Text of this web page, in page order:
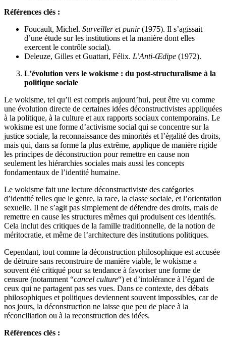
Références clés :
Foucault, Michel. Surveiller et punir(1975). Il s’agissait
d’une étude sur les institutions et la manière dont elles
exercent le contrôle social).
Deleuze, Gilles et Guattari, Félix. L’Anti-Œdipe (1972).
L’évolution vers le wokisme : du post-structuralisme à la
politique sociale
Le wokisme, tel qu’il est compris aujourd’hui, peut être vu comme
une évolution directe de certaines idées déconstructivistes appliquées
à la politique, à la culture et aux rapports sociaux contemporains. Le
wokisme est une forme d’activisme social qui se concentre sur la
justice sociale, la reconnaissance des minorités et l’égalité des droits,
mais qui, dans sa forme la plus extrême, applique de manière rigide
les principes de déconstruction pour remettre en cause non
seulement les hiérarchies sociales mais aussi les concepts
fondamentaux de l’identité humaine.
Le wokisme fait une lecture déconstructiviste des catégories
d’identité telles que le genre, la race, la classe sociale, et l’orientation
sexuelle. Il ne s’agit pas simplement de défendre des droits, mais de
remettre en cause les structures mêmes qui produisent ces identités.
Cela inclut des critiques de la famille traditionnelle, de la notion de
méritocratie, et même de l’architecture des institutions politiques.
Cependant, tout comme la déconstruction philosophique est accusée
de détruire sans reconstruire de manière viable, le wokisme a
souvent été critiqué pour sa tendance à favoriser une forme de
censure (notamment “cancel culture“) et d’intolérance à l’égard de
ceux qui ne partagent pas ses vues. Dans ce contexte, des débats
philosophiques et politiques deviennent souvent impossibles, car de
nos jours, la déconstruction ne laisse que peu de place à la
réconciliation ou à la reconstruction des idées.
Références clés :